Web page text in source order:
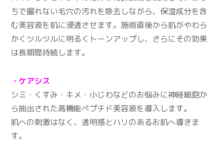
ちで撮れない毛穴の汚れを除去しながら、保湿成分を含
む美容液を肌に浸透させます。施術直後から肌がやわら
かくツルツルに明るくトーンアップし、さらにその効果
は長期間持続します。
・ケアシス
シミ・くすみ・キメ・小じわなどのお悩みに神経細胞か
ら抽出された高機能ペプチド美容液を導入します。
肌への刺激はなく、透明感とハリのあるお肌へ導きま
す。